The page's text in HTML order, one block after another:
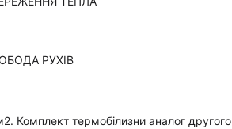
РУХІВ
Комплект термобілизни аналог другого